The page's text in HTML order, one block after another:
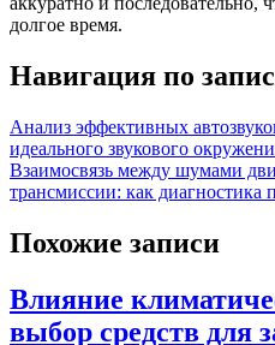
долгое время.
Навигация по
Анализ эффективных
идеального звукового
Взаимосвязь между шумами
трансмиссии: как диагностика
Похожие записи
Влияние
выбор средств для